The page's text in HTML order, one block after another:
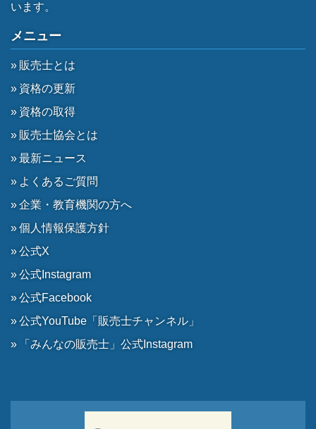
います。
メニュー
販売士とは
資格の更新
資格の取得
販売士協会とは
最新ニュース
よくあるご質問
企業・教育機関の方へ
個人情報保護方針
公式X
公式Instagram
公式Facebook
公式YouTube「販売士チャンネル」
「みんなの販売士」公式Instagram